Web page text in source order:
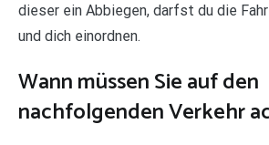
dieser ein Abbiegen, darfst du die
und dich einordnen.
Wann müssen Sie auf den
nachfolgenden Verkehr